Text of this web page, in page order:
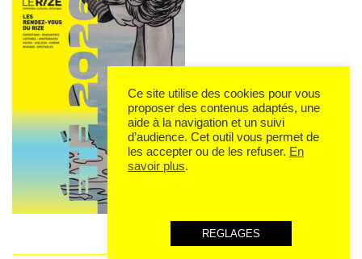
Ce site utilise des cookies pour vous
proposer des contenus adaptés, une
aide à la navigation et un suivi
d’audience. Cet outil vous permet de
les accepter ou de les refuser. En
savoir plus.
REGLAGES